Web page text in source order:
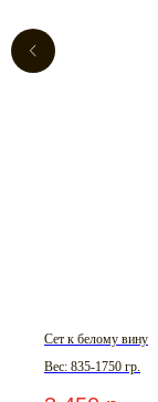
Сет к белому вину
Вес: 835-1750 гр.